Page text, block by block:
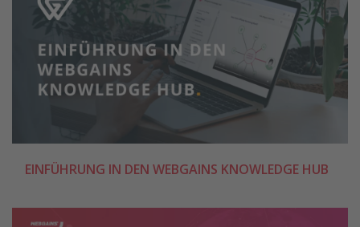
EINFÜHRUNG IN DEN WEBGAINS KNOWLEDGE HUB